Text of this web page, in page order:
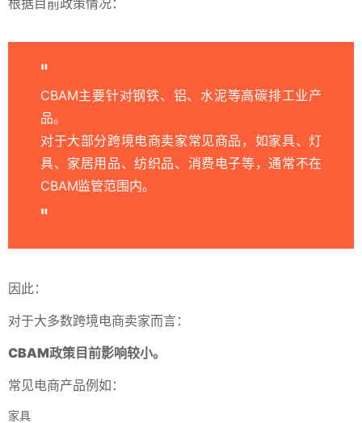
CBAM主要针对钢铁、铝、水泥等高碳排工业产
品。
对于大部分跨境电商卖家常见商品，如家具、灯
具、家居用品、纺织品、消费电子等，通常不在
CBAM监管范围内。
因此：
对于大多数跨境电商卖家而言：
CBAM政策目前影响较小。
常见电商产品例如：
家具